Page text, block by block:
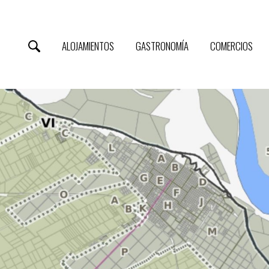
ALOJAMIENTOS GASTRONOMÍA COMERCIOS